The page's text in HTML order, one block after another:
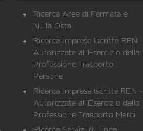
Ricerca Aree di Fermata e
Nulla Osta
Ricerca Imprese Iscritte REN -
Autorizzate all'Esercizio della
Professione Trasporto
Persone
Ricerca Imprese iscritte REN -
Autorizzate all'Esercizio della
Professione Trasporto Merci